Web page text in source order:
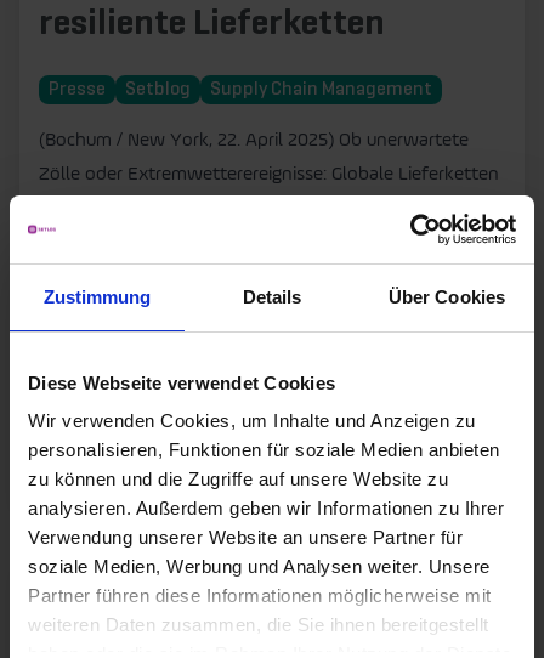
Zustimmung Details Über Cookies
Diese Webseite verwendet Cookies
Wir verwenden Cookies, um Inhalte und Anzeigen zu
personalisieren, Funktionen für soziale Medien anbieten
zu können und die Zugriffe auf unsere Website zu
analysieren. Außerdem geben wir Informationen zu Ihrer
Verwendung unserer Website an unsere Partner für
soziale Medien, Werbung und Analysen weiter. Unsere
Partner führen diese Informationen möglicherweise mit
weiteren Daten zusammen, die Sie ihnen bereitgestellt
resiliente Lieferketten
Presse Setblog Supply Chain Management
(Bochum / New York, 22. April 2025) Ob unerwartete
Zölle oder Extremwetterereignisse: Globale Lieferketten
Lieferkette digitalisiert, will nicht nur eine schnelle
System möglichst einfach Zugriff auf […]
Zum Artikel